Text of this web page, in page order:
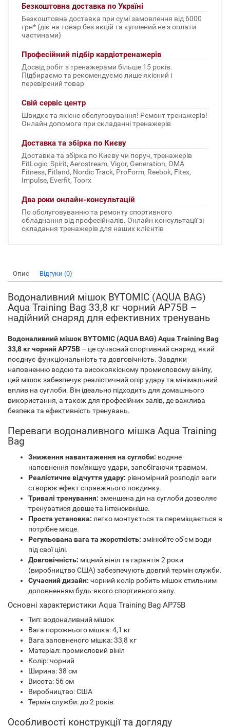
Безкоштовна доставка по Україні
Безкоштовна доставка при сумі замовлення від 6000
грн* (діє на товар без акцій та куплений не з оплати
частинами)
Професійний підбір кардіотренажерів
Досвід робіт з тренажерами більше 15 років.
Підбираємо та рекомендуємо лише якісний і
перевірений товар
Свій сервіс центр
Швидке та якісне обслуговування! Ремонт тренажерів!
Онлайн допомога при складанні тренажерів
Доставка та збірка по Києву
Доставка та збірка по Києву чи поруч, тренажерів
FitLogic, Spirit, Aerostream, Vigor, Generation, OMA
Fitness, Fitland, Nordic Track, ProForm, Reebok, Fitex,
Impulse, Everfit, Toorx
Два роки онлайн-консультацій
По обслуговуванню та ремонту спортивного
обладнання від професійналів. Онлайн консультації зі
складання тренажерів для наших клієнтів
Опис Відгуки (0)
Водоналивний мішок BYTOMIC (AQUA BAG)
Aqua Training Bag 33,8 кг чорний AP75B –
надійний снаряд для ефективних тренувань
Водоналивний мішок BYTOMIC (AQUA BAG) Aqua Training Bag
33,8 кг чорний AP75B – це сучасний спортивний снаряд, який
поєднує функціональність та довговічність. Завдяки
наповненню водою та високоякісному промисловому вінілу,
цей мішок забезпечує реалістичний опір удару та мінімальний
вплив на суглоби. Він ідеально підходить для домашнього
використання, а також для професійних залів, де важлива
безпека та ефективність тренувань.
Переваги водоналивного мішка Aqua Training
Bag
Зниження навантаження на суглоби: водяне
наповнення пом'якшує удари, запобігаючи травмам.
Реалістичне відчуття удару: рівномірний розподіл ваги
створює ефект справжнього поєдинку.
Тривалі тренування: зменшена дія на суглоби дозволяє
тренуватися довше та інтенсивніше.
Проста установка: легко монтується та переміщається в
потрібне місце.
Регульована вага та жорсткість: змінюйте об'єм води
під свої цілі.
Довговічність: міцний вініл та гарантія 2 роки
(виробництво США) забезпечують довгий термін служби.
Сучасний дизайн: чорний колір робить мішок стильним
доповненням будь-якого спортивного залу.
Основні характеристики Aqua Training Bag AP75B
Тип: водоналивний мішок
Вага порожнього мішка: 4,1 кг
Вага заповненого мішка: 33,8 кг
Матеріал: промисловий вініл
Колір: чорний
Ширина: 38 см
Висота: 56 см
Виробництво: США
Термін служби: до 2 років
Особливості конструкції та догляду